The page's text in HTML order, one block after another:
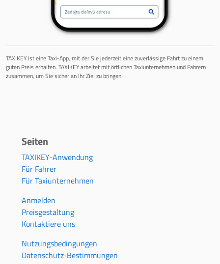
TAXIKEY ist eine Taxi-App, mit der Sie jederzeit eine zuverlässige Fahrt zu einem
guten Preis erhalten. TAXIKEY arbeitet mit örtlichen Taxiunternehmen und Fahrern
zusammen, um Sie sicher an Ihr Ziel zu bringen.
Seiten
TAXIKEY-Anwendung
Für Fahrer
Für Taxiunternehmen
Anmelden
Preisgestaltung
Kontaktiere uns
Nutzungsbedingungen
Datenschutz-Bestimmungen